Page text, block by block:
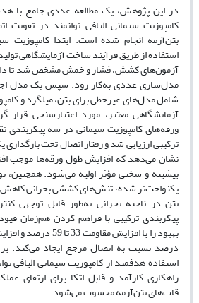
در این پژوهش، یک مطالعه عددی جامع با
کامپوزیت سیمانی الیافی توانمند در
بتن‌آرمه انجام شده است. ابتدا کامپوزیت
استفاده از طریق فرآیند ساخت آزمایشگاهی
آزمون‌های کشش، فشار و خمش مشخص شد تا
مدل‌سازی عددی به‌کار رود. سپس یک مدل
شامل مدل‌های غیرخطی برای بتن، میلگرد و
آزمایشگاهی معتبر، مورد اعتبارسنجی
ورقه‌های کامپوزیت سیمانی در سه پیکربندی
ترکیبی ارزیابی شد و رفتار اتصال تحت
نشان می‌دهد که افزایش طول ورقه‌ها موجب
بیشینه و سختی مؤثر اولیه می‌شود.
یکنواخت‌تر شده، تنش‌های کششی بحرانی کاهش
بتن در ناحیه بحرانی به‌طور قابل توجهی
پیکربندی ترکیبی با فراهم کردن هم‌زمان
درصد نسبت به اتصال مرجع ایجاد می‌کند.
استفاده هدفمند از کامپوزیت سیمانی الیافی
راهکاری کارآمد و قابل اتکا برای ارتقای
قاب‌های بتن‌آرمه محسوب می‌شود.